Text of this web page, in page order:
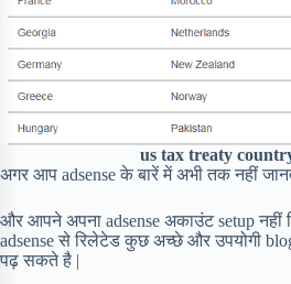
us tax treaty
अगर आप adsense के बारें में अभी तक नहीं
और आपने अपना adsense अकाउंट setup नहीं
adsense से रिलेटेड कुछ अच्छे और उपयोगी
पढ़ सकते है |